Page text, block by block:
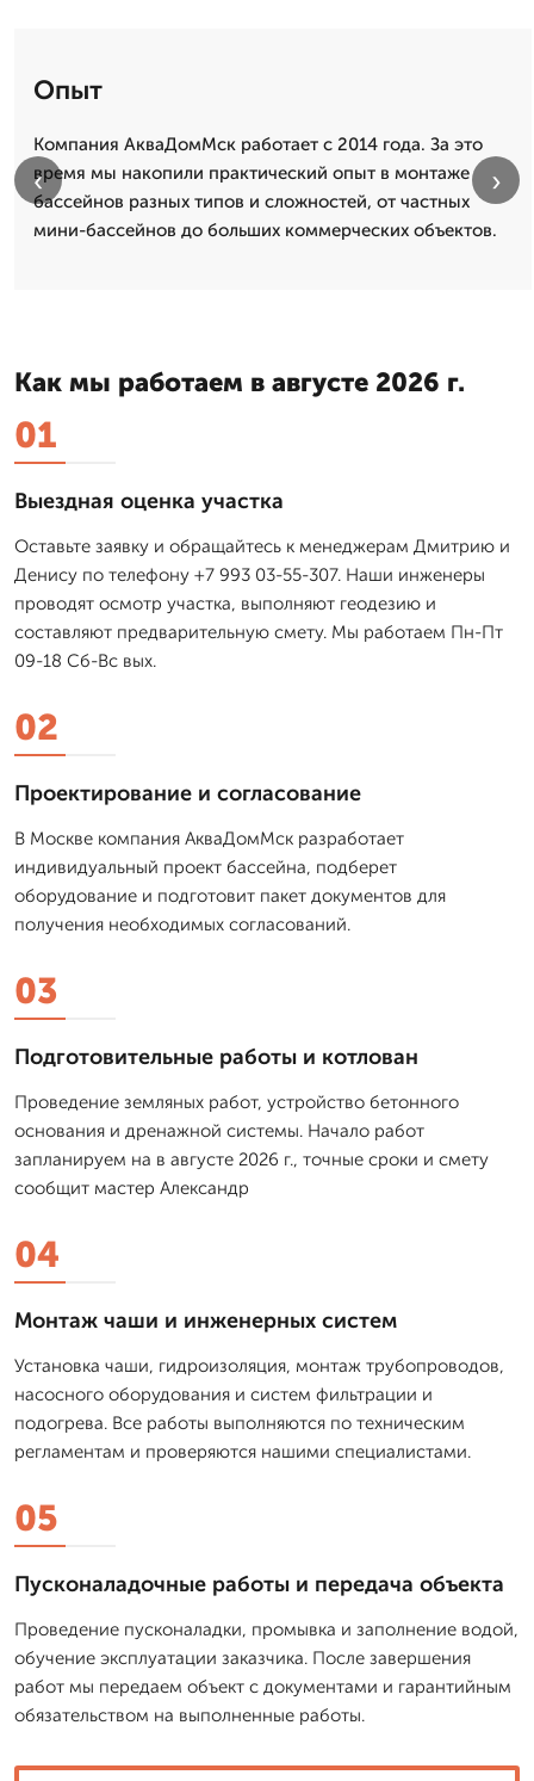
Опыт
Компания АкваДомМск работает с 2014 года. За это
время мы накопили практический опыт в монтаже
бассейнов разных типов и сложностей, от частных
мини-бассейнов до больших коммерческих объектов.
‹ ›
Как мы работаем в августе 2026 г.
01
Выездная оценка участка
Оставьте заявку и обращайтесь к менеджерам Дмитрию и
Денису по телефону +7 993 03-55-307. Наши инженеры
проводят осмотр участка, выполняют геодезию и
составляют предварительную смету. Мы работаем Пн-Пт
09-18 Сб-Вс вых.
02
Проектирование и согласование
В Москве компания АкваДомМск разработает
индивидуальный проект бассейна, подберет
оборудование и подготовит пакет документов для
получения необходимых согласований.
03
Подготовительные работы и котлован
Проведение земляных работ, устройство бетонного
основания и дренажной системы. Начало работ
запланируем на в августе 2026 г., точные сроки и смету
сообщит мастер Александр
04
Монтаж чаши и инженерных систем
Установка чаши, гидроизоляция, монтаж трубопроводов,
насосного оборудования и систем фильтрации и
подогрева. Все работы выполняются по техническим
регламентам и проверяются нашими специалистами.
05
Пусконаладочные работы и передача объекта
Проведение пусконаладки, промывка и заполнение водой,
обучение эксплуатации заказчика. После завершения
работ мы передаем объект с документами и гарантийным
обязательством на выполненные работы.